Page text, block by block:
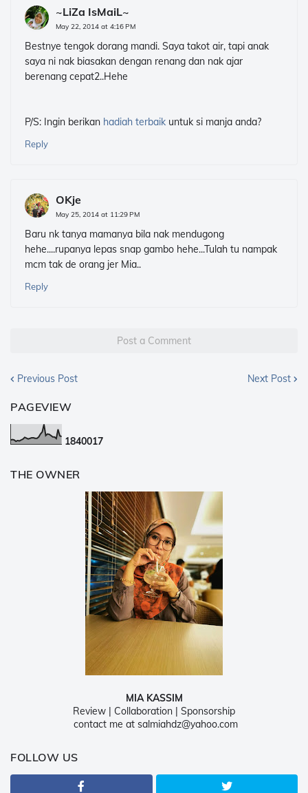
~LiZa IsMaiL~
May 22, 2014 at 4:16 PM
Bestnye tengok dorang mandi. Saya takot air, tapi anak
saya ni nak biasakan dengan renang dan nak ajar
berenang cepat2..Hehe
P/S: Ingin berikan hadiah terbaik untuk si manja anda?
Reply
OKje
May 25, 2014 at 11:29 PM
Baru nk tanya mamanya bila nak mendugong
hehe....rupanya lepas snap gambo hehe...Tulah tu nampak
mcm tak de orang jer Mia..
Reply
Post a Comment
Previous Post Next Post
PAGEVIEW
1840017
THE OWNER
MIA KASSIM
Review | Collaboration | Sponsorship
contact me at salmiahdz@yahoo.com
FOLLOW US